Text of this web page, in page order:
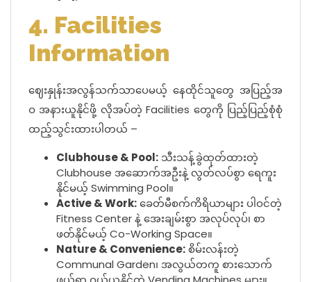
4. Facilities
Information
ဈေးနှုန်းအလွန်သက်သာပေမယ့် နေထိုင်သူတွေ အပြည့်အ
ဝ အနားယူနိုင်ဖို့ လိုအပ်တဲ့ Facilities တွေကို ပြည့်ပြည့်စုံစုံ
ထည့်သွင်းထားပါတယ် –
Clubhouse & Pool: သီးသန့်ခွဲထုတ်ထားတဲ့
Clubhouse အဆောက်အဦးနဲ့ လွတ်လပ်စွာ ရေကူး
နိုင်မယ့် Swimming Pool။
Active & Work:ခေတ်မီစက်ကိရိယာများ ပါဝင်တဲ့
Fitness Center နဲ့ အေးချမ်းစွာ အလုပ်လုပ်၊ စာ
ဖတ်နိုင်မယ့် Co-Working Space။
Nature & Convenience: စိမ်းလန်းတဲ့
Communal Garden၊ အလွယ်တကူ စားသောက်